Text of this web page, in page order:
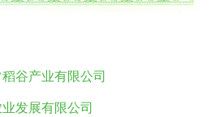
谷产业有限公司
发展有限公司